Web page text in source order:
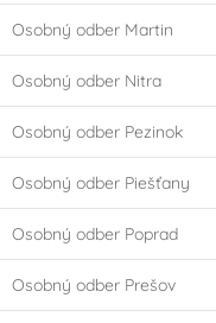
Osobný odber Martin
Osobný odber Nitra
Osobný odber Pezinok
Osobný odber Piešťany
Osobný odber Poprad
Osobný odber Prešov